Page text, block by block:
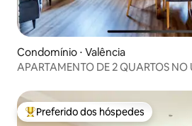
Condomínio ⋅ Valência
APARTAMENTO DE 2 QUARTOS NO
Entre os melhores preferidos dos
Preferido dos hóspedes